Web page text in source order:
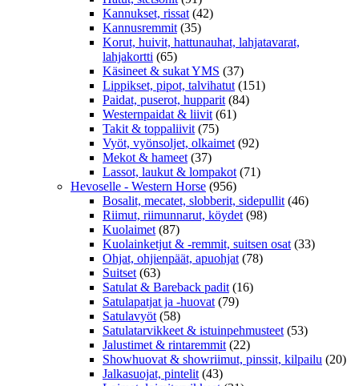
Kannukset, rissat (42)
Kannusremmit (35)
Korut, huivit, hattunauhat, lahjatavarat,
lahjakortti (65)
Käsineet & sukat YMS (37)
Lippikset, pipot, talvihatut (151)
Paidat, puserot, hupparit (84)
Westernpaidat & liivit (61)
Takit & toppaliivit (75)
Vyöt, vyönsoljet, olkaimet (92)
Mekot & hameet (37)
Lassot, laukut & lompakot (71)
Hevoselle - Western Horse (956)
Bosalit, mecatet, slobberit, sidepullit (46)
Riimut, riimunnarut, köydet (98)
Kuolaimet (87)
Kuolainketjut & -remmit, suitsen osat (33)
Ohjat, ohjienpäät, apuohjat (78)
Suitset (63)
Satulat & Bareback padit (16)
Satulapatjat ja -huovat (79)
Satulavyöt (58)
Satulatarvikkeet & istuinpehmusteet (53)
Jalustimet & rintaremmit (22)
Showhuovat & showriimut, pinssit, kilpailu (20)
Jalkasuojat, pintelit (43)